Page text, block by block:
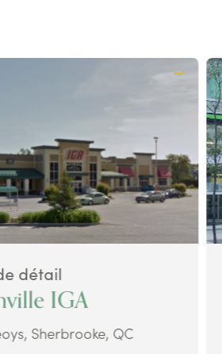
détail
IGA
Sherbrooke, QC